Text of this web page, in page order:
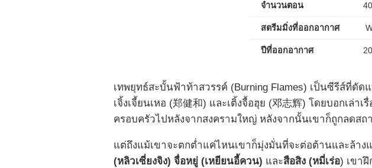
จำนวนตอน
สตรีมมิ่งที่ออกอากาศ
ปีที่ออกอากาศ
เทพยุทธ์สะบั้นฟ้าท้าสวรรค์ (Burning Flames) เป็นซีรีส์ที่ดั
เจิ้งเจี้ยนเหอ (郑健和) และเติ้งจื้อฮุย (邓志辉) โดยบอกเล่าเ
ครอบครัวไปหลังจากสงครามใหญ่ หลังจากนั้นเขาก็ถูกลดสถ
แต่ถึงแม้เขาจะตกต่ำแค่ไหนเขาก็มุ่งมั่นที่จะต่อต้านและล้าง
(หลิวเซี่ยงจิง) จื่อหยู่ (เหยียนอี้ควน) และสือสิง (หมี่เร่อ) เขา